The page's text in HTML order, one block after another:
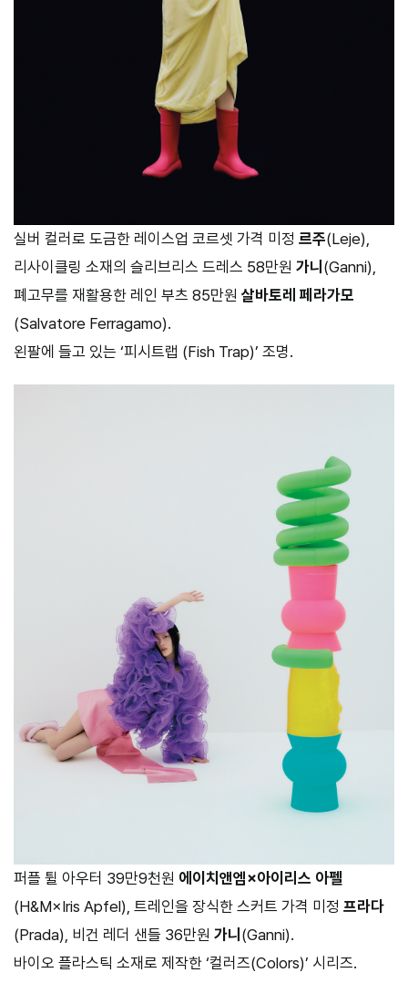
실버 컬러로 도금한 레이스업 코르셋 가격 미정 르주(Leje),
리사이클링 소재의 슬리브리스 드레스 58만원 가니 (Ganni),
폐고무를 재활용한 레인 부츠 85만원 살바토레 페라가모
(Salvatore Ferragamo).
왼팔에 들고 있는 ‘피시트랩 (Fish Trap)’ 조명.
퍼플 튈 아우터 39만9천원 에이치앤엠×아이리스 아펠
(H&M×Iris Apfel), 트레인을 장식한 스커트 가격 미정 프라다
(Prada), 비건 레더 샌들 36만원 가니 (Ganni).
바이오 플라스틱 소재로 제작한 ‘컬러즈(Colors)’ 시리즈.